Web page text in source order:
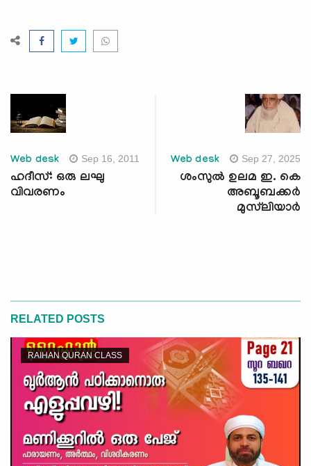
Web desk Sep 16, 2011
ഹദീസ്: ഒരു ലഘു
വിവരണം
Web desk Sep 27, 2025
ശംസുല്‍ ഉലമ ഇ. കെ
അബൂബക്കര്‍
മുസ്‌ലിയാര്‍
RELATED POSTS
RAIHAN QURAN CLASS